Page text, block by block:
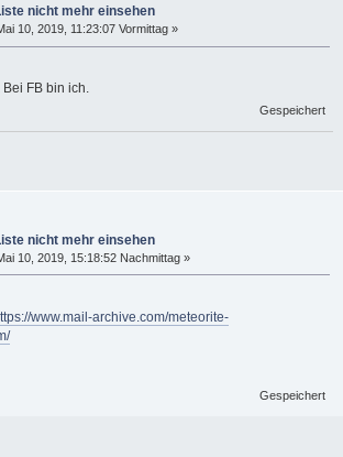
nicht mehr einsehen
10, 2019, 11:23:07 Vormittag »
FB bin ich.
Gespeichert
nicht mehr einsehen
10, 2019, 15:18:52 Nachmittag »
www.mail-archive.com/meteorite-
Gespeichert